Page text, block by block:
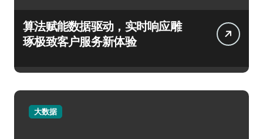
算法赋能数据驱动，实时响应雕
琢极致客户服务新体验
大数据